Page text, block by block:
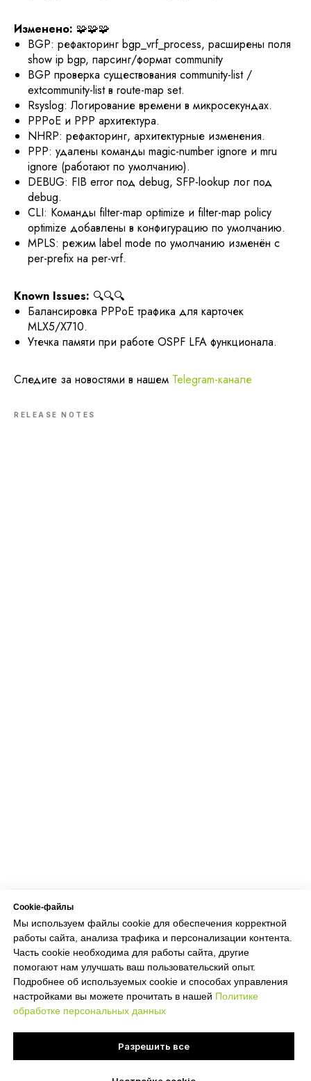
Изменено: 🧩🧩🧩
BGP: рефакторинг bgp_vrf_process, расширены поля
show ip bgp, парсинг/формат community
BGP проверка существования community-list /
extcommunity-list в route-map set.
Rsyslog: Логирование времени в микросекундах.
PPPoE и PPP архитектура.
NHRP: рефакторинг, архитектурные изменения.
PPP: удалены команды magic-number ignore и mru
ignore (работают по умолчанию).
DEBUG: FIB error под debug, SFP-lookup лог под
debug.
CLI: Команды filter-map optimize и filter-map policy
optimize добавлены в конфигурацию по умолчанию.
MPLS: режим label mode по умолчанию изменён с
per-prefix на per-vrf.
Known Issues: 🔍🔍🔍
Балансировка PPPoE трафика для карточек
MLX5/X710.
Утечка памяти при работе OSPF LFA функционала.
Следите за новостями в нашем Telegram-канале
RELEASE NOTES
Cookie-файлы
Мы используем файлы cookie для обеспечения корректной
работы сайта, анализа трафика и персонализации контента.
Часть cookie необходима для работы сайта, другие
помогают нам улучшать ваш пользовательский опыт.
Подробнее об используемых cookie и способах управления
настройками вы можете прочитать в нашей Политике
обработке персональных данных
Разрешить все